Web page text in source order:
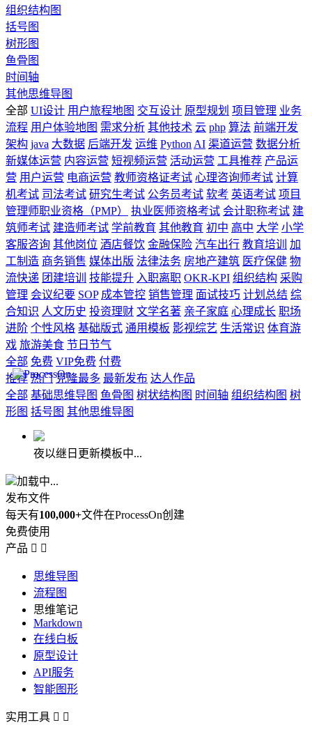
组织结构图
括号图
树形图
鱼骨图
时间轴
其他思维导图
全部 UI设计 用户旅程地图 交互设计 原型规划 项目管理 业务
流程 用户体验地图 需求分析 其他技术 云 php 算法 前端开发
架构 java 大数据 后端开发 运维 Python AI 渠道运营 数据分析
新媒体运营 内容运营 短视频运营 活动运营 工具推荐 产品运
营 用户运营 电商运营 教师资格证考试 心理咨询师考试 计算
机考试 司法考试 研究生考试 公务员考试 软考 英语考试 项目
管理师职业资格（PMP）
执业医师资格考试 会计职称考试 建
筑师考试 建造师考试 学前教育 其他教育 初中 高中 大学 小学
客服咨询 其他岗位 酒店餐饮 金融保险 汽车出行 教育培训
加
工制造 商务销售 媒体出版 法律法务 房地产建筑 医疗保健 物
流快递 团建培训 技能提升 入职离职 OKR-KPI 组织结构 采购
管理 会议纪要 SOP 成本管控 销售管理 面试技巧 计划总结 综
合知识 人文历史 投资理财 文学名著 亲子家庭 心理成长 职场
进阶 个性风格 基础版式 通用模板 影视综艺 生活常识 体育游
戏 旅游美食 节日节气
全部 免费 VIP免费 付费
推荐 热门 克隆最多 最新发布 达人作品
全部 基础思维导图 鱼骨图 树状结构图 时间轴 组织结构图 树
形图 括号图 其他思维导图
夜以继日更新模板中...
加载中...
发布文件
每天有100,000+文件在ProcessOn创建
免费使用
产品  
思维导图
流程图
思维笔记
Markdown
在线白板
原型设计
API服务
智能图形
实用工具  